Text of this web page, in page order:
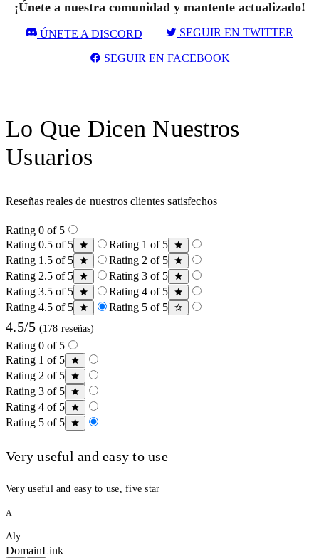
¡Únete a nuestra comunidad y mantente actualizado!
ÚNETE A DISCORD SEGUIR EN TWITTER
SEGUIR EN FACEBOOK
Lo Que Dicen Nuestros
Usuarios
Reseñas reales de nuestros clientes satisfechos
Rating 0 of 5
Rating 0.5 of 5
Rating 1 of 5
Rating 1.5 of 5
Rating 2 of 5
Rating 2.5 of 5
Rating 3 of 5
Rating 3.5 of 5
Rating 4 of 5
Rating 4.5 of 5
Rating 5 of 5
4.5/5 (178 reseñas)
Rating 0 of 5
Rating 1 of 5
Rating 2 of 5
Rating 3 of 5
Rating 4 of 5
Rating 5 of 5
Very useful and easy to use
Very useful and easy to use, five star
A
Aly
DomainLink